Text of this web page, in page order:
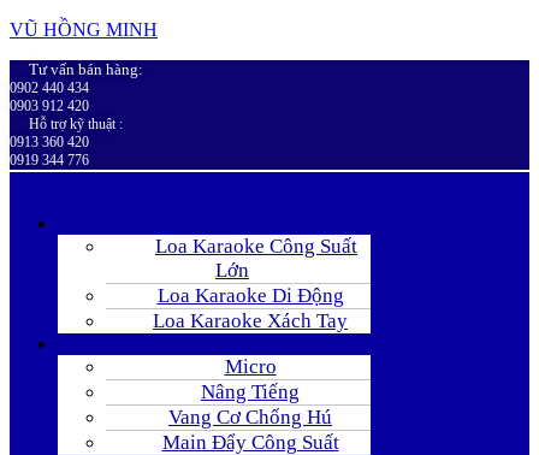
VŨ HỒNG MINH
Tư vấn bán hàng:
0902 440 434
0903 912 420
Hỗ trợ kỹ thuật :
0913 360 420
0919 344 776
Loa Karaoke Công Suất
Lớn
Loa Karaoke Di Động
Loa Karaoke Xách Tay
Micro
Nâng Tiếng
Vang Cơ Chống Hú
Main Đẩy Công Suất